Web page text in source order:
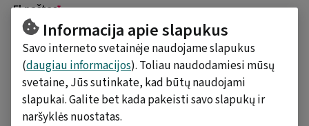
El.paštas*
Slaptažodis*
Informacija apie slapukus
Savo interneto svetainėje naudojame slapukus
(daugiau informacijos). Toliau naudodamiesi mūsų
svetaine, Jūs sutinkate, kad būtų naudojami
slapukai. Galite bet kada pakeisti savo slapukų ir
naršyklės nuostatas.